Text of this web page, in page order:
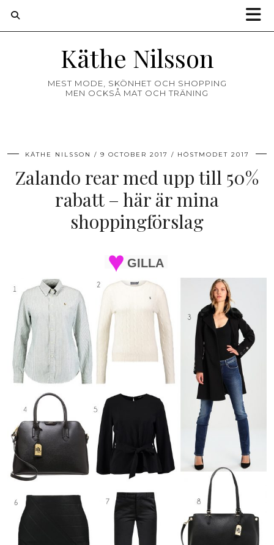
Käthe Nilsson
MEST MODE, SKÖNHET OCH SHOPPING
MEN OCKSÅ MAT OCH TRÄNING
KÄTHE NILSSON 9 OCTOBER 2017 HÖSTMODET 2017
Zalando rear med upp till 50%
rabatt – här är mina
shoppingförslag
GILLA